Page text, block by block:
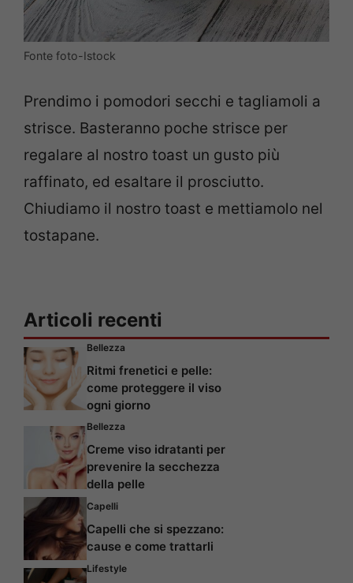
Fonte foto-Istock
Prendimo i pomodori secchi e tagliamoli a
strisce. Basteranno poche strisce per
regalare al nostro toast un gusto più
raffinato, ed esaltare il prosciutto.
Chiudiamo il nostro toast e mettiamolo nel
tostapane.
Articoli recenti
Bellezza
Ritmi frenetici e pelle:
come proteggere il viso
ogni giorno
Bellezza
Creme viso idratanti per
prevenire la secchezza
della pelle
Capelli
Capelli che si spezzano:
cause e come trattarli
Lifestyle